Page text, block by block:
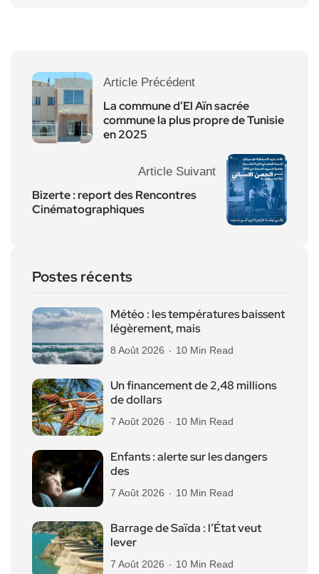
Article Précédent
La commune d’El Aïn sacrée
commune la plus propre de Tunisie
en 2025
Article Suivant
Bizerte : report des Rencontres
Cinématographiques
Postes récents
Météo : les températures baissent
légèrement, mais
8 Août 2026 10 Min Read
Un financement de 2,48 millions
de dollars
7 Août 2026 10 Min Read
Enfants : alerte sur les dangers
des
7 Août 2026 10 Min Read
Barrage de Saïda : l’État veut
lever
7 Août 2026 10 Min Read